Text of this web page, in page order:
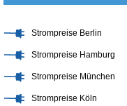
Strompreise Berlin
Strompreise Hamburg
Strompreise München
Strompreise Köln